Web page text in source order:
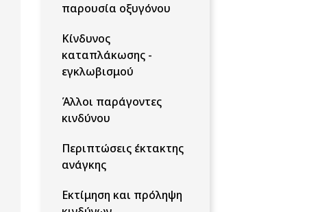
παρουσία οξυγόνου
Κίνδυνος
καταπλάκωσης -
εγκλωβισμού
Άλλοι παράγοντες
κινδύνου
Περιπτώσεις έκτακτης
ανάγκης
Εκτίμηση και πρόληψη